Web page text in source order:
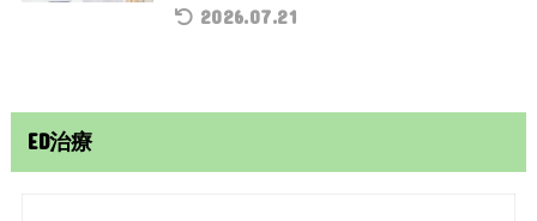
2026.07.21
ED治療